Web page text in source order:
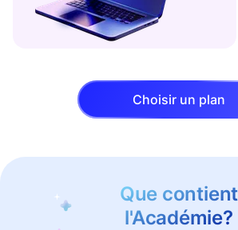
Choisir un plan
Que contient
l'Académie?